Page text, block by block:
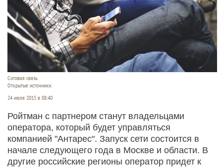
Сотовая связь.
Открытые источники.
24 июля 2015 в 08:40
Ройтман с партнером станут владельцами
оператора, который будет управляться
компанией "Антарес". Запуск сети состоится в
начале следующего года в Москве и области. В
другие российские регионы оператор придет к